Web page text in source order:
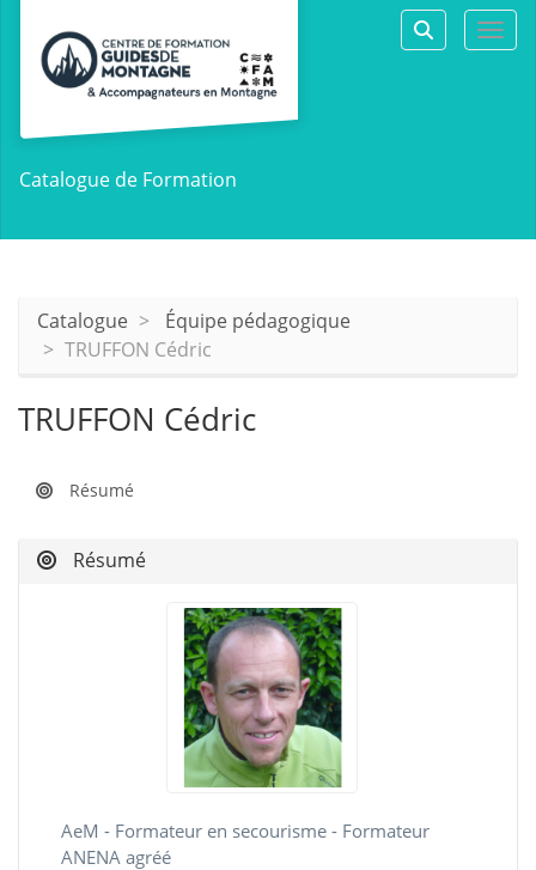
Catalogue de Formation
Catalogue
Équipe pédagogique
TRUFFON Cédric
TRUFFON Cédric
Résumé
Résumé
AeM - Formateur en secourisme - Formateur
ANENA agréé